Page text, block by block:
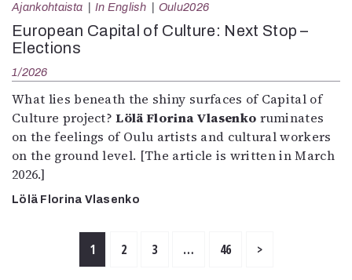
Ajankohtaista In English Oulu2026
European Capital of Culture: Next Stop –
Elections
1/2026
What lies beneath the shiny surfaces of Capital of
Culture project?Lölä Florina Vlasenko ruminates
on the feelings of Oulu artists and cultural workers
on the ground level. [The article is written in March
2026.]
Lölä Florina Vlasenko
1 2 3 … 46 >